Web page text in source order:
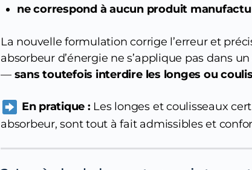
ne correspond à aucun produit
La nouvelle formulation corrige l’erreur et
absorbeur d’énergie ne s’applique pas dans
— sans toutefois interdire les longes ou
En pratique : Les longes et coulisseaux
absorbeur, sont tout à fait admissibles et